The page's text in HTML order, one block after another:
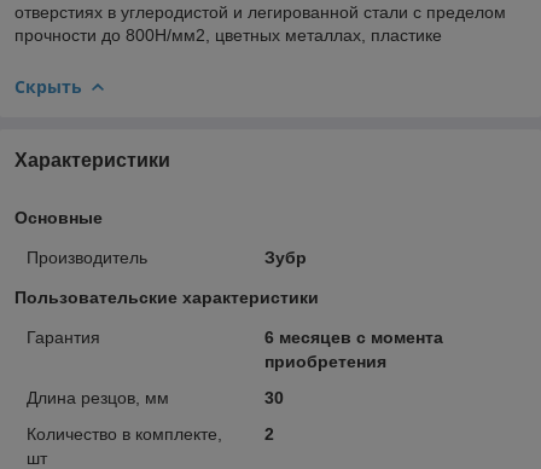
отверстиях в углеродистой и легированной стали с пределом
прочности до 800Н/мм2, цветных металлах, пластике
Скрыть
Характеристики
Основные
Производитель Зубр
Пользовательские характеристики
Гарантия
6 месяцев с момента
приобретения
Длина резцов, мм
30
Количество в комплекте,
шт
2